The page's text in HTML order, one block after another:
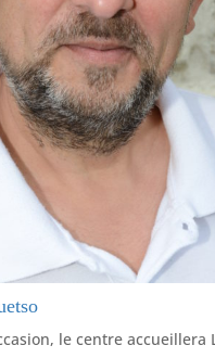
le centre accueillera